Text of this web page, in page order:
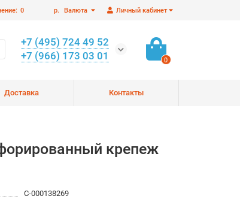
Личный кабинет
р. Валюта
0
+7 (495) 724 49 52
+7 (966) 173 03 01
0
Доставка Контакты
крепеж
С-000138269